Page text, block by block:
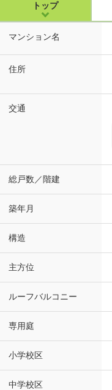
トップ
マンション名
住所
交通
総戸数／階建
築年月
構造
主方位
ルーフバルコニー
専用庭
小学校区
中学校区